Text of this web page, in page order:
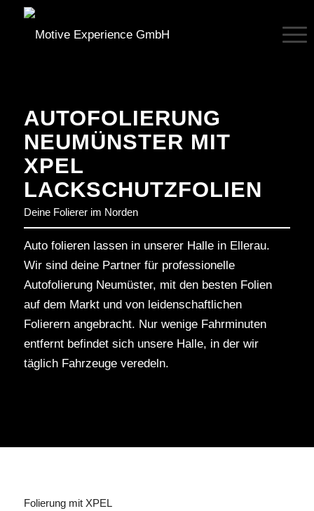
AUTOFOLIERUNG
NEUMÜNSTER MIT
XPEL
LACKSCHUTZFOLIEN
Deine Folierer im Norden
Auto folieren lassen in unserer Halle in Ellerau.
Wir sind deine Partner für professionelle
Autofolierung Neumüster, mit den besten Folien
auf dem Markt und von leidenschaftlichen
Folierern angebracht. Nur wenige Fahrminuten
entfernt befindet sich unsere Halle, in der wir
täglich Fahrzeuge veredeln.
Folierung mit XPEL